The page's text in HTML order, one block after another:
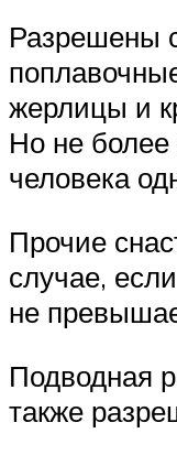
Разрешены
жерлицы и
Но не
человека
Прочие
случае,
не
Подводная
также